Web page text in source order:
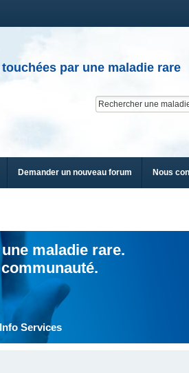
par une maladie rare
Demander un nouveau forum Nous
maladie rare.
Services